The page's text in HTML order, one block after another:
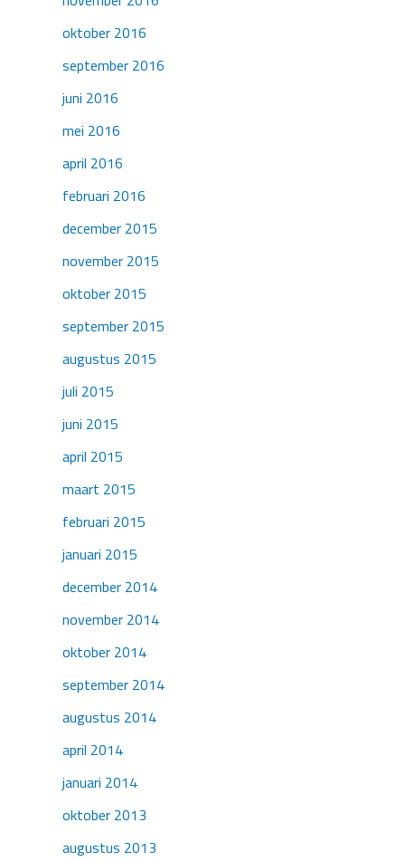
oktober 2016
september 2016
juni 2016
mei 2016
april 2016
februari 2016
december 2015
november 2015
oktober 2015
september 2015
augustus 2015
juli 2015
juni 2015
april 2015
maart 2015
februari 2015
januari 2015
december 2014
november 2014
oktober 2014
september 2014
augustus 2014
april 2014
januari 2014
oktober 2013
augustus 2013